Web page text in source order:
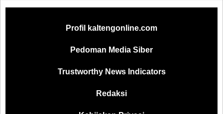
Profil kaltengonline.com
Pedoman Media Siber
Trustworthy News Indicators
Redaksi